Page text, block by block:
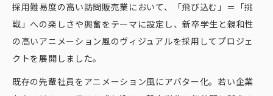
採用難易度の高い訪問販売業において、「飛び込む」＝「挑
戦」への楽しさや興奮をテーマに設定し、新卒学生と親和性
の高いアニメーション風のヴィジュアルを採用してプロジェ
クトを展開しました。
既存の先輩社員をアニメーション風にアバター化。若い企業